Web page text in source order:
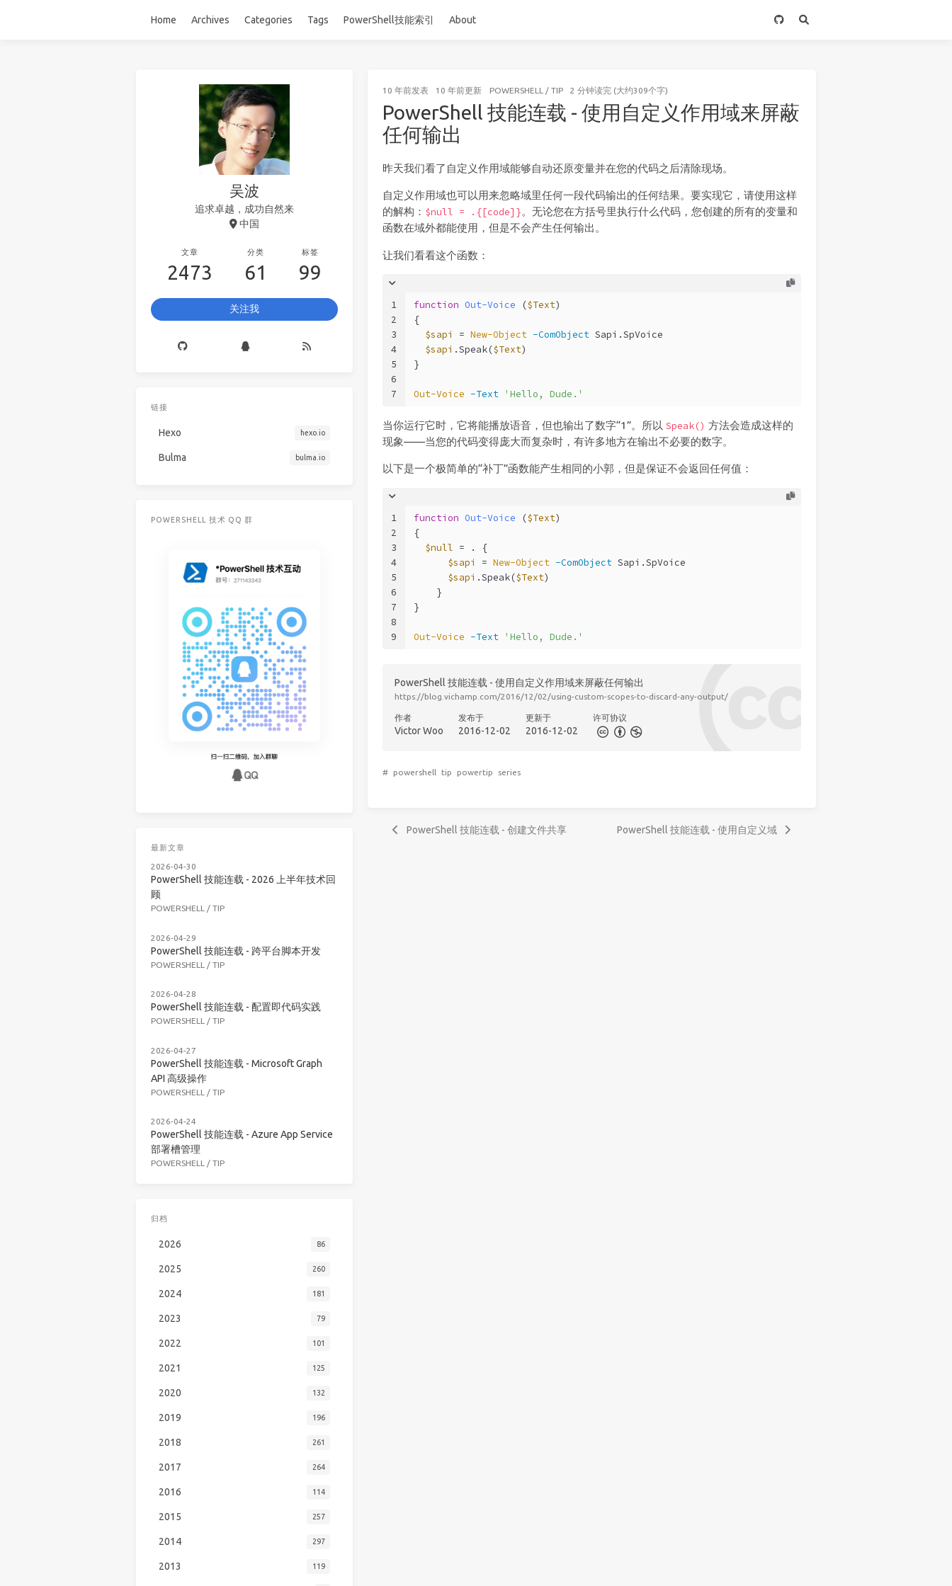
Home Archives Categories Tags PowerShell技能索引 About
10 年前发表 10 年前更新 POWERSHELL / TIP 2 分钟读完 (大约309个字)
PowerShell 技能连载 - 使用自定义作用域来屏蔽
任何输出
昨天我们看了自定义作用域能够自动还原变量并在您的代码之后清除现场。
自定义作用域也可以用来忽略域里任何一段代码输出的任何结果。要实现它，请使用这样
的解构： $null = .{[code]}。无论您在方括号里执行什么代码，您创建的所有的变量和
函数在域外都能使用，但是不会产生任何输出。
让我们看看这个函数：
1
2
3
4
5
6
7
function Out-Voice ($Text)
{
$sapi
= New-Object -ComObject Sapi.SpVoice
$sapi .Speak($Text)
}
Out-Voice -Text 'Hello, Dude.'
当你运行它时，它将能播放语音，但也输出了数字“1”。所以 Speak() 方法会造成这样的
现象——当您的代码变得庞大而复杂时，有许多地方在输出不必要的数字。
以下是一个极简单的“补丁”函数能产生相同的小郭，但是保证不会返回任何值：
1
2
3
4
5
6
7
8
9
function Out-Voice ($Text)
{
$null = . {
$sapi
= New-Object -ComObject Sapi.SpVoice
$sapi .Speak($Text)
    }
}
Out-Voice -Text 'Hello, Dude.'
PowerShell 技能连载 - 使用自定义作用域来屏蔽任何输出
https://blog.vichamp.com/2016/12/02/using-custom-scopes-to-discard-any-output/
作者
Victor Woo
发布于
2016-12-02
更新于
2016-12-02
许可协议
# powershell tip powertip series
PowerShell 技能连载 - 创建文件共享 PowerShell 技能连载 - 使用自定义域
吴波
追求卓越，成功自然来
中国
文章
2473
分类
61
标签
99
关注我
链接
Hexo hexo.io
Bulma bulma.io
POWERSHELL 技术 QQ 群
最新文章
2026-04-30
PowerShell 技能连载 - 2026 上半年技术回
顾
POWERSHELL / TIP
2026-04-29
PowerShell 技能连载 - 跨平台脚本开发
POWERSHELL / TIP
2026-04-28
PowerShell 技能连载 - 配置即代码实践
POWERSHELL / TIP
2026-04-27
PowerShell 技能连载 - Microsoft Graph
API 高级操作
POWERSHELL / TIP
2026-04-24
PowerShell 技能连载 - Azure App Service
部署槽管理
POWERSHELL / TIP
归档
2026 86
2025 260
2024 181
2023 79
2022 101
2021 125
2020 132
2019 196
2018 261
2017 264
2016 114
2015 257
2014 297
2013 119